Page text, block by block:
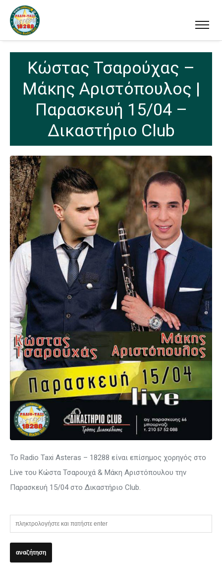
Κώστας Τσαρούχας –
Μάκης Αριστόπουλος |
Παρασκευή 15/04 –
Δικαστήριο Club
Το Radio Taxi Asteras – 18288 είναι επίσημος χορηγός στο
Live του Κώστα Τσαρουχά & Μάκη Αριστόπουλου την
Παρασκευή 15/04 στο Δικαστήριο Club.